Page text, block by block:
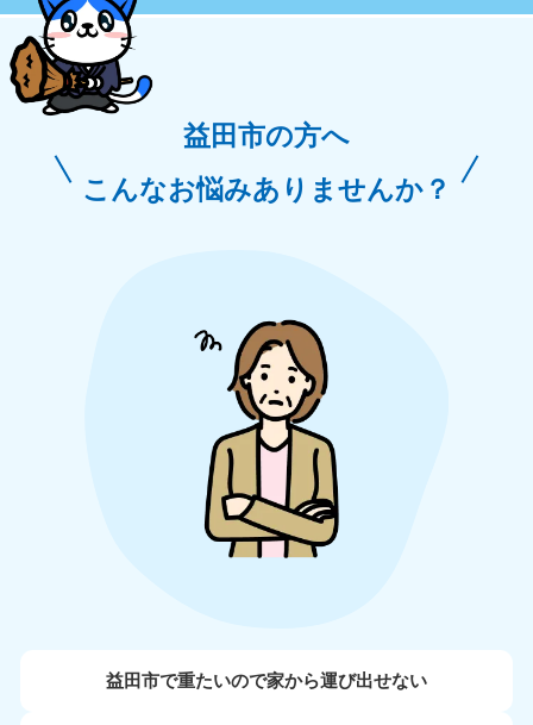
益田市の方へ
こんなお悩みありませんか？
益田市で重たいので家から運び出せない